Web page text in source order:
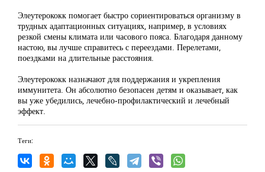
Элеутерококк помогает быстро сориентироваться организму в
трудных адаптационных ситуациях, например, в условиях
резкой смены климата или часового пояса. Благодаря данному
настою, вы лучше справитесь с переездами. Перелетами,
поездками на длительные расстояния.
Элеутерококк назначают для поддержания и укрепления
иммунитета. Он абсолютно безопасен детям и оказывает, как
вы уже убедились, лечебно-профилактический и лечебный
эффект.
Теги: